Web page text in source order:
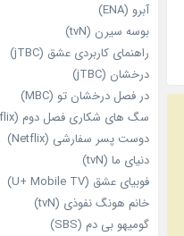
آبرو (ENA)
بوسه سیرن (tvN)
راهنمای کاربردی عشق (jTBC)
درخشان (jTBC)
در فصل درخشان تو (MBC)
سگ های شکاری فصل دوم (Netflix)
دوست‌ پسر سفارشی (Netflix)
دنیای ما (tvN)
فوبیای عشق (U+ Mobile TV)
خانم هونگ نفوذی (tvN)
گومیهو بی دم (SBS)